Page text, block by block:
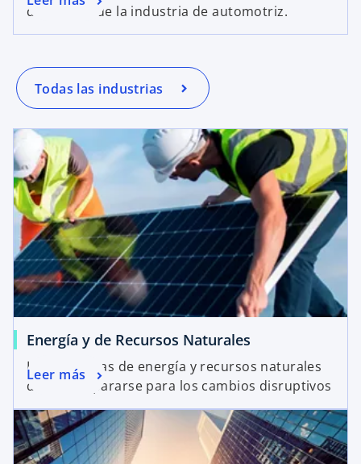
desarrollo de la industria de automotriz.
Todas las industrias
Energía y de Recursos Naturales
Las empresas de energía y recursos naturales
deben prepararse para los cambios disruptivos
Leer más